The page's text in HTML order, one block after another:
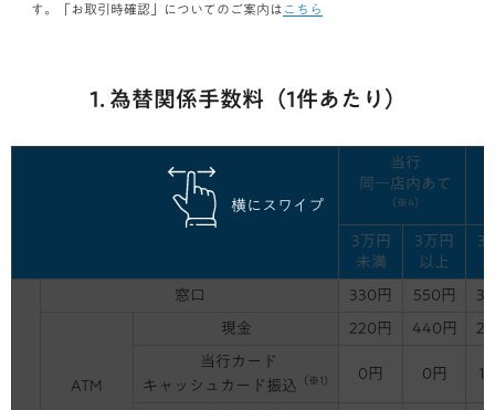
す。「お取引時確認」についてのご案内は こちら
1. 為替関係手数料（1件あたり）
当行
同一店内あて
（※4）
3万円
未満
3万円
以上
3
窓口 330円 550円
ATM
現金 220円 440円
当行カード
キャッシュカード振込 （※1） 0円 0円
横にスワイプ